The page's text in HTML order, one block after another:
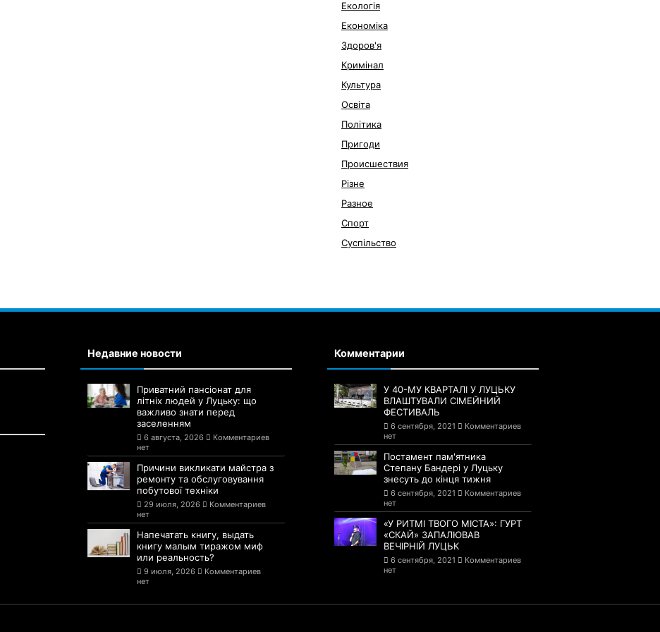
Екологія
Економіка
Здоров'я
Кримінал
Культура
Освіта
Політика
Пригоди
Происшествия
Різне
Разное
Спорт
Суспільство
Недавние новости
Приватний пансіонат для
літніх людей у Луцьку: що
важливо знати перед
заселенням
6 августа, 2026
Комментариев
нет
Причини викликати майстра з
ремонту та обслуговування
побутової техніки
29 июля, 2026
Комментариев
нет
Напечатать книгу, выдать
книгу малым тиражом миф
или реальность?
9 июля, 2026
Комментариев
нет
Комментарии
У 40-МУ КВАРТАЛІ У ЛУЦЬКУ
ВЛАШТУВАЛИ СІМЕЙНИЙ
ФЕСТИВАЛЬ
6 сентября, 2021
Комментариев
нет
Постамент пам'ятника
Степану Бандері у Луцьку
знесуть до кінця тижня
6 сентября, 2021
Комментариев
нет
«У РИТМІ ТВОГО МІСТА»: ГУРТ
«СКАЙ» ЗАПАЛЮВАВ
ВЕЧІРНІЙ ЛУЦЬК
6 сентября, 2021
Комментариев
нет